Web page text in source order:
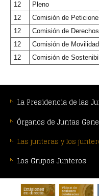
12
Pleno
12
Comisión de
12
Comisión de
12
Comisión de
12
Comisión de
CONTEXTUAL
La Presidencia de las
Órganos de Juntas
Las junteras y los
Los Grupos Junteros